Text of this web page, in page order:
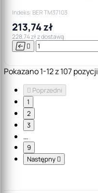
Indeks: BER TM37103
213,74 zł
228,74 zł z dostawą
 
Pokazano 1-12 z 107 pozycji
 Poprzedni
1
2
3
…
9
Następny 